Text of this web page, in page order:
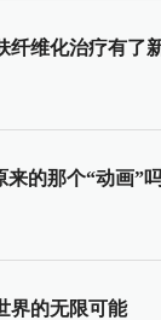
纤维化治疗有了
的那个“动画”
界的无限可能